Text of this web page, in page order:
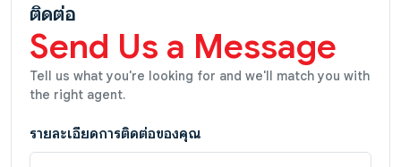
ติดต่อ
Send Us a Message
Tell us what you're looking for and we'll match you with
the right agent.
รายละเอียดการติดต่อของคุณ